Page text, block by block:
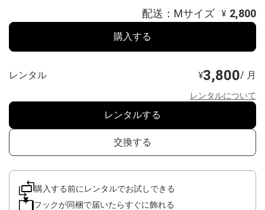
配送：Mサイズ ¥ 2,800
購入する
レンタル ¥3,800/ 月
レンタルについて
レンタルする
交換する
購入する前にレンタルでお試しできる
フックが同梱で届いたらすぐに飾れる